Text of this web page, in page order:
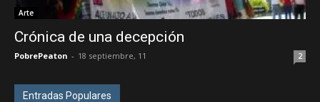
Arte
Crónica de una decepción
PobrePeaton - 18 septiembre, 11 2
Entradas Populares